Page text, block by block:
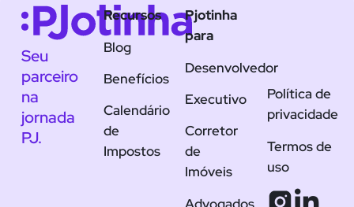
Seu
parceiro
na
jornada
PJ.
Recursos
Blog
Benefícios
Calendário
de
Impostos
Pjotinha
para
Desenvolvedor
Executivo
Corretor
de
Imóveis
Política de
privacidade
Termos de
uso